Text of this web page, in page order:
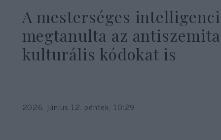
A mesterséges
megtanulta az antiszemita
kulturális kódokat is
2026. június 12. péntek, 10:29